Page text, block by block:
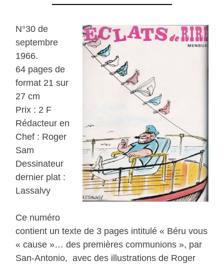
N°30 de
septembre
1966.
64 pages de
format 21 sur
27 cm
Prix : 2 F
Rédacteur en
Chef : Roger
Sam
Dessinateur
dernier plat :
Lassalvy
Ce numéro
contient un texte de 3 pages intitulé « Béru vous
« cause »… des premières communions », par
San-Antonio, avec des illustrations de Roger